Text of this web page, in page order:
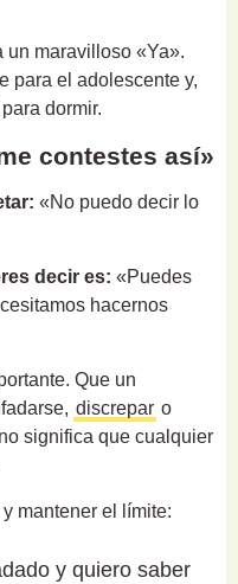
un maravilloso «Ya».
para el adolescente y,
dormir.
contestes así»
«No puedo decir lo
decir es: «Puedes
hacernos
Que un
discrepar o
significa que cualquier
mantener el límite:
y quiero saber